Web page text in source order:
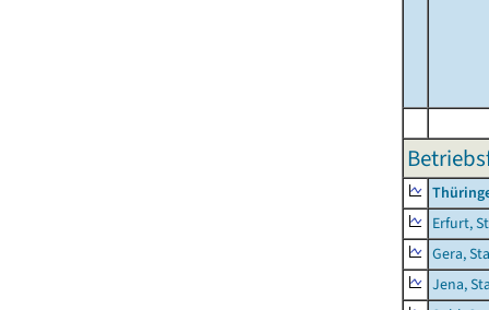
Erfurt,
Gera,
Jena,